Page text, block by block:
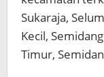
Sukaraja,
Kecil,
Timur,